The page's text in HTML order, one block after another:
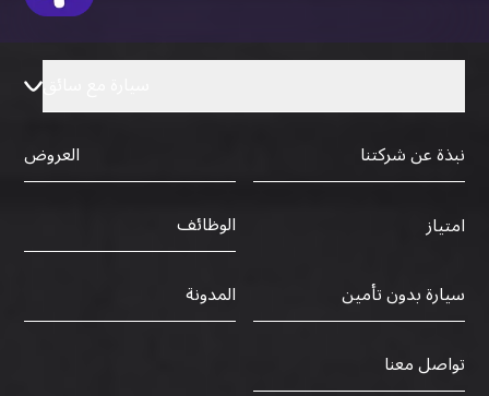
نبذة عن شركتنا
العروض
امتياز
الوظائف
سيارة بدون تأمين
المدونة
تواصل معنا